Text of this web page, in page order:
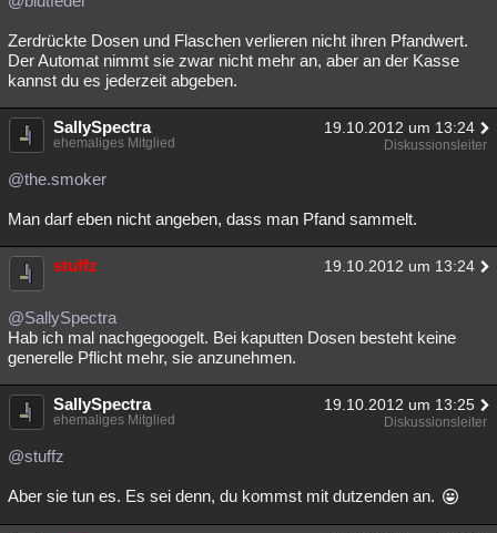
Zerdrückte Dosen und Flaschen verlieren nicht ihren Pfandwert.
Der Automat nimmt sie zwar nicht mehr an, aber an der Kasse
kannst du es jederzeit abgeben.
SallySpectra 19.10.2012 um 13:24
ehemaliges Mitglied Diskussionsleiter
@the.smoker
Man darf eben nicht angeben, dass man Pfand sammelt.
stuffz 19.10.2012 um 13:24
@SallySpectra
Hab ich mal nachgegoogelt. Bei kaputten Dosen besteht keine
generelle Pflicht mehr, sie anzunehmen.
SallySpectra 19.10.2012 um 13:25
ehemaliges Mitglied Diskussionsleiter
@stuffz
Aber sie tun es. Es sei denn, du kommst mit dutzenden an.